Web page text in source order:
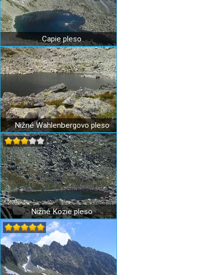
Capie pleso
Nižné Wahlenbergovo pleso
Nižné Kozie pleso